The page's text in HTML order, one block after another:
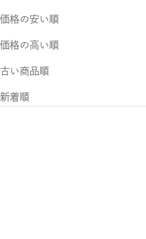
価格の安い順
価格の高い順
古い商品順
新着順